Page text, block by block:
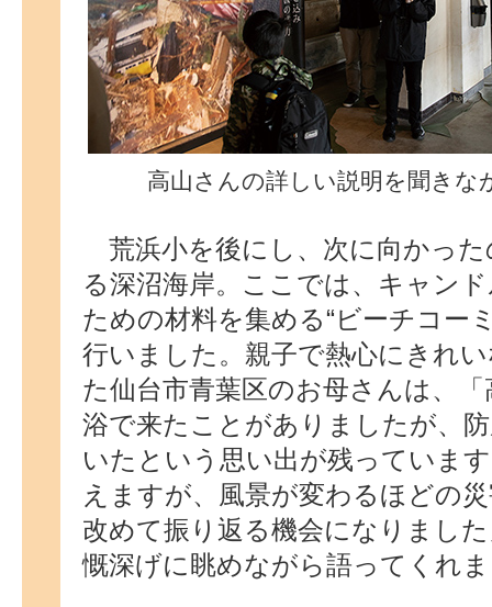
高山さんの詳しい説明を聞きな
荒浜小を後にし、次に向かっ
る深沼海岸。ここでは、キャン
ための材料を集める“ビーチコー
行いました。親子で熱心にきれ
た仙台市青葉区のお母さんは、
浴で来たことがありましたが、
いたという思い出が残っていま
えますが、風景が変わるほどの
改めて振り返る機会になりまし
慨深げに眺めながら語ってくれ